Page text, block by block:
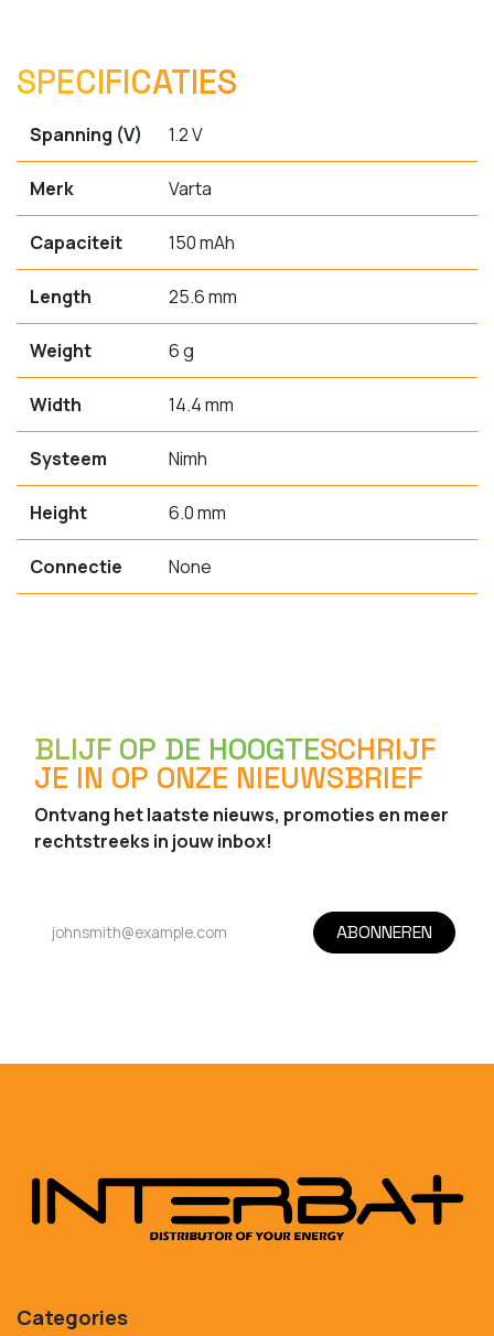
SPECIFICATIES
Spanning (V) 1.2 V
Merk Varta
Capaciteit 150 mAh
Length 25.6 mm
Weight 6 g
Width 14.4 mm
Systeem Nimh
Height 6.0 mm
Connectie None
BLIJF OP DE HOOGTESCHRIJF
JE IN OP ONZE NIEUWSBRIEF
Ontvang het laatste nieuws, promoties en meer
rechtstreeks in jouw inbox!
ABONNEREN
Categories